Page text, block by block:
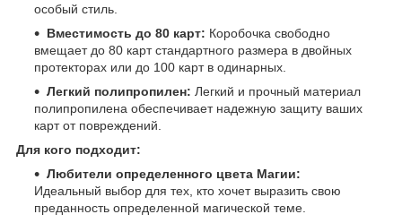
особый стиль.
Вместимость до 80 карт: Коробочка свободно
вмещает до 80 карт стандартного размера в двойных
протекторах или до 100 карт в одинарных.
Легкий полипропилен: Легкий и прочный материал
полипропилена обеспечивает надежную защиту ваших
карт от повреждений.
Для кого подходит:
Любители определенного цвета Магии:
Идеальный выбор для тех, кто хочет выразить свою
преданность определенной магической теме.